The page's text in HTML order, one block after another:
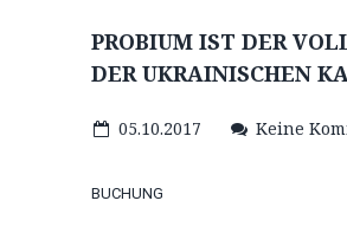
PROBIUM IST DER
DER UKRAINISCHEN
05.10.2017 Keine
BUCHUNG